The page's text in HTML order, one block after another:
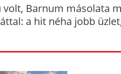
Barnum másolata
a hit néha jobb